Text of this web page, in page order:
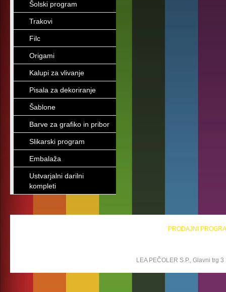
Šolski program
Trakovi
Filc
Origami
Kalupi za vlivanje
Pisala za dekoriranje
Šablone
Barve za grafiko in pribor
Slikarski program
Embalaža
Ustvarjalni darilni
kompleti
PRODAJNI
LEA PEČOLER S.P., Glavni trg